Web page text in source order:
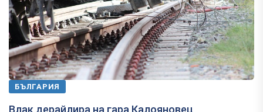
БЪЛГАРИЯ
Влак дерайлира на гара Калояновец